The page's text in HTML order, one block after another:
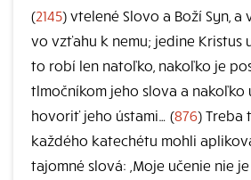
(2145) vtelené Slovo a Boží Syn,
vo vzťahu k nemu; jedine Kristus
to robí len natoľko, nakoľko je
tlmočníkom jeho slova a nakoľko
hovoriť jeho ústami… (876) Treba
každého katechétu mohli
tajomné slová: ,Moje učenie nie